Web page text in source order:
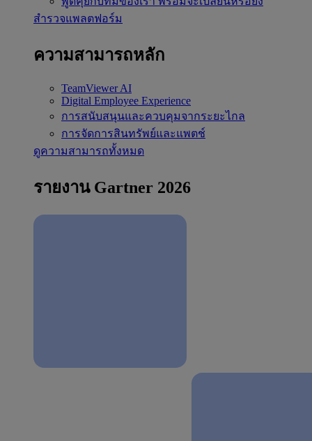
สำรวจแพลตฟอร์ม
ความสามารถหลัก
TeamViewer AI
Digital Employee Experience
การสนับสนุนและควบคุมจากระยะไกล
การจัดการสินทรัพย์และแพตช์
ดูความสามารถทั้งหมด
รายงาน Gartner 2026